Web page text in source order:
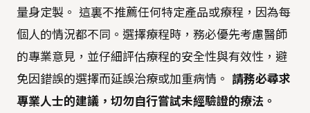
量身定製。 這裏不推薦任何特定產品或療程，因為每
個人的情況都不同。選擇療程時，務必優先考慮醫師
的專業意見，並仔細評估療程的安全性與有效性，避
免因錯誤的選擇而延誤治療或加重病情。 請務必尋求
專業人士的建議，切勿自行嘗試未經驗證的療法。